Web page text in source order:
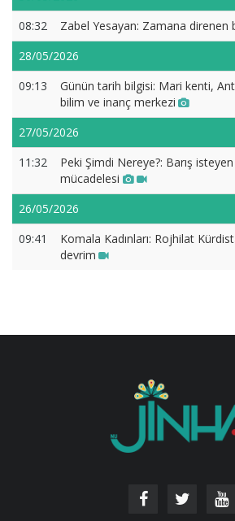
08:32
Zabel Yesayan: Zamana direnen
28/05/2026
09:13
Günün tarih bilgisi: Mari kenti,
bilim ve inanç merkezi
27/05/2026
11:32
Peki Şimdi Nereye?: Barış isteyen
mücadelesi
26/05/2026
09:41
Komala Kadınları: Rojhilat
devrim